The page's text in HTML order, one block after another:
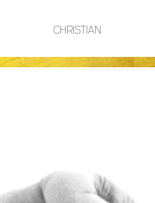
CHRISTIAN